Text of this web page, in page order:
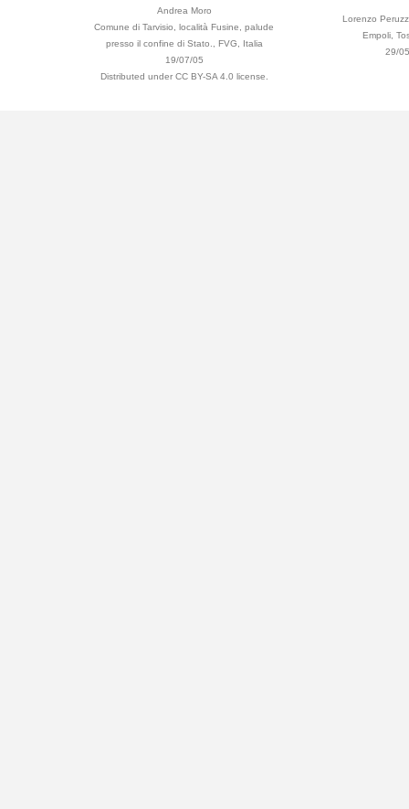
Andrea Moro
Comune di Tarvisio, località Fusine, palude
presso il confine di Stato., FVG, Italia
19/07/05
Distributed under CC BY-SA 4.0 license.
Lorenzo
Empoli,
29/